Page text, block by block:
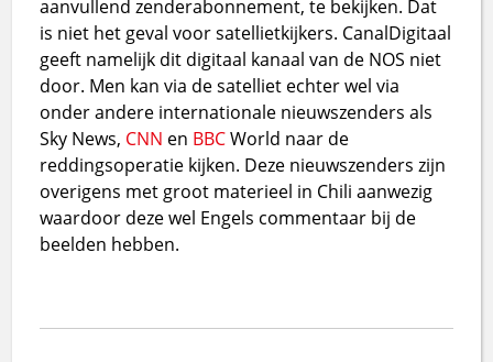
aanvullend zenderabonnement, te bekijken. Dat
is niet het geval voor satellietkijkers. CanalDigitaal
geeft namelijk dit digitaal kanaal van de NOS niet
door. Men kan via de satelliet echter wel via
onder andere internationale nieuwszenders als
Sky News, CNN en BBCWorld naar de
reddingsoperatie kijken. Deze nieuwszenders zijn
overigens met groot materieel in Chili aanwezig
waardoor deze wel Engels commentaar bij de
beelden hebben.